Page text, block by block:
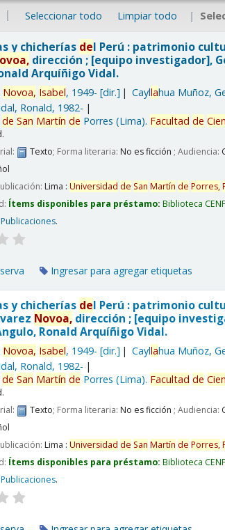
Seleccionar todo Limpiar todo
y chicherías del Perú : patrimonio
dirección ; [equipo investigador],
Arquíñigo Vidal.
Novoa, Isabel, 1949- [dir.] Cayllahua Muñoz,
Ronald, 1982-
de San Martín de Porres (Lima). Facultad de
Texto; Forma literaria:No es ficción ; Audiencia:
Lima : Universidad de San Martín de Porres,
Ítems disponibles para préstamo:Biblioteca
Publicaciones.
Ingresar para agregar etiquetas
y chicherías del Perú : patrimonio
Novoa, dirección ; [equipo
Ronald Arquíñigo Vidal.
Novoa, Isabel, 1949- [dir.] Cayllahua Muñoz,
Ronald, 1982-
de San Martín de Porres (Lima). Facultad de
Texto; Forma literaria:No es ficción ; Audiencia:
Lima : Universidad de San Martín de Porres,
Ítems disponibles para préstamo:Biblioteca
Publicaciones.